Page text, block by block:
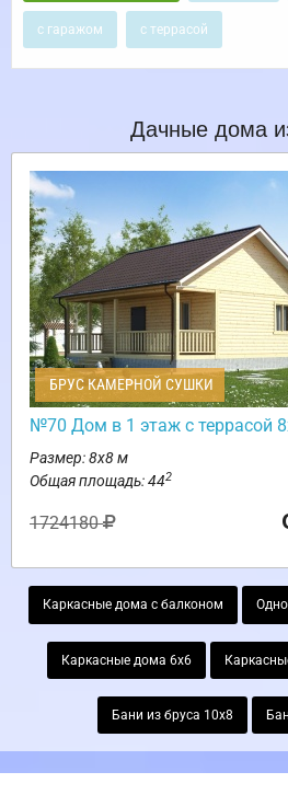
с гаражом с террасой
Дачные дома
БРУС КАМЕРНОЙ СУШКИ
№70 Дом в 1 этаж с террасой
Размер: 8х8 м
Общая площадь: 442
1724180
Каркасные дома с балконом
Каркасные дома 6х6
Бани из бруса 10х8